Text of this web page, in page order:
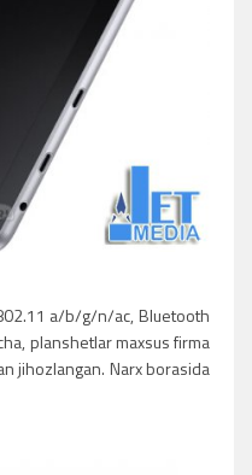
a/b/g/n/ac, Bluetooth
planshetlar maxsus firma
jihozlangan. Narx borasida